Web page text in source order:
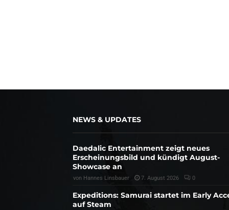
NEWS & UPDATES
Daedalic Entertainment zeigt neues
Erscheinungsbild und kündigt August-
Showcase an
von Hannes Linsbauer 7. August 2026 0
Expeditions: Samurai startet im Early
auf Steam